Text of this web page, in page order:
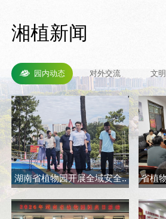
湘植新闻
园内动态 对外交流 文
湖南省植物园开展全域安全.. 省植